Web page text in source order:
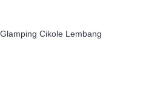
Cikole Lembang